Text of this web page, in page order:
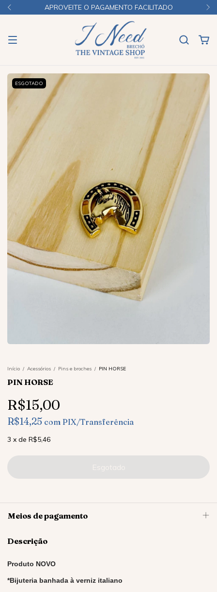
APROVEITE O PAGAMENTO FACILITADO
ESGOTADO
Início / Acessórios / Pins e broches / PIN HORSE
PIN HORSE
R$15,00
R$14,25 com PIX/Transferência
3 x de R$5,46
Meios de pagamento
Descrição
Produto NOVO
*Bijuteria banhada à verniz italiano